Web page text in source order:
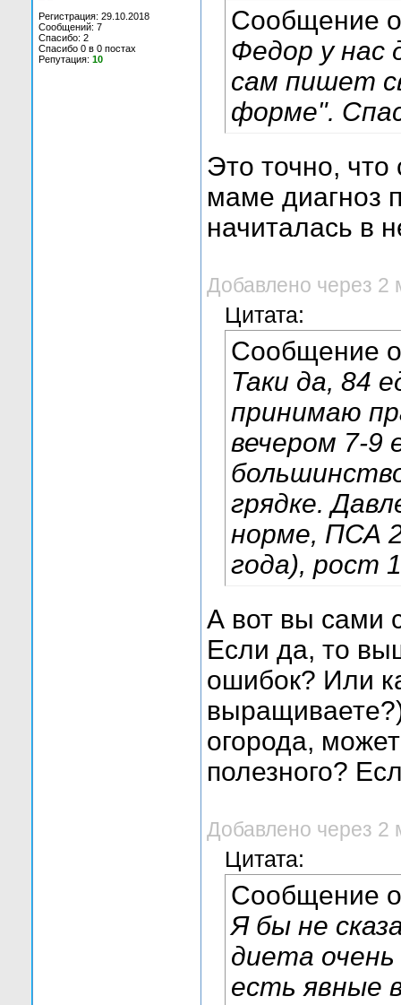
Регистрация: 29.10.2018
Сообщений: 7
Спасибо: 2
Спасибо 0 в 0 постах
Репутация: 10
Сообщение
Федор у нас
сам пишет
форме".
Это точно, что
маме диагноз
начиталась в
Добавлено через 2
Цитата:
Сообщение
Таки да, 84
принимаю
вечером 7-9
грядке.
норме, ПСА
года), рост
А вот вы сами
Если да, то
ошибок? Или
огорода,
полезного?
Добавлено через 2
Цитата:
Сообщение
Я бы не
диета
есть явные